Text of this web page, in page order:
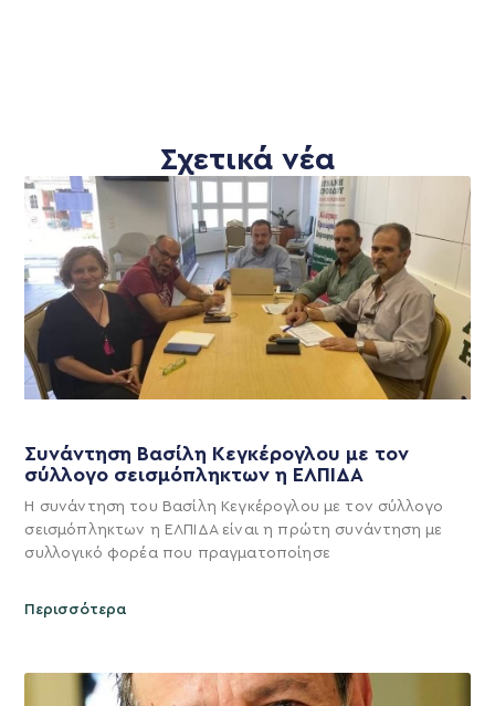
Σχετικά νέα
Συνάντηση Βασίλη Κεγκέρογλου με τον
σύλλογο σεισμόπληκτων η ΕΛΠΙΔΑ
Η συνάντηση του Βασίλη Κεγκέρογλου με τον σύλλογο
σεισμόπληκτων η ΕΛΠΙΔΑ είναι η πρώτη συνάντηση με
συλλογικό φορέα που πραγματοποίησε
Περισσότερα